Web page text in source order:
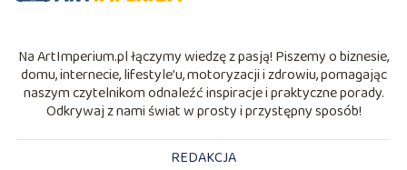
Na ArtImperium.pl łączymy wiedzę z pasją! Piszemy o biznesie,
domu, internecie, lifestyle’u, motoryzacji i zdrowiu, pomagając
naszym czytelnikom odnaleźć inspiracje i praktyczne porady.
Odkrywaj z nami świat w prosty i przystępny sposób!
REDAKCJA